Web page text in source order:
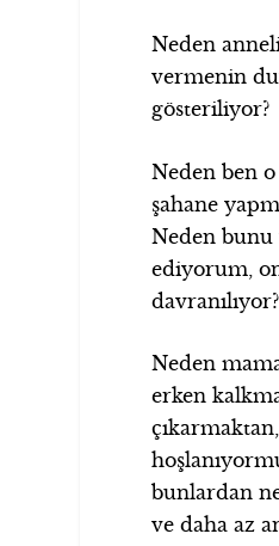
Neden
vermenin
gösteriliyor?
Neden ben
şahane
Neden bunu
ediyorum,
davranılıyor?
Neden
erken
bunlardan
ve daha az